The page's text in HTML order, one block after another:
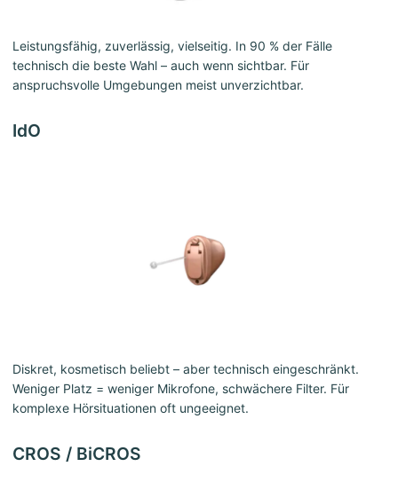
Leistungsfähig, zuverlässig, vielseitig. In 90 % der Fälle
technisch die beste Wahl – auch wenn sichtbar. Für
anspruchsvolle Umgebungen meist unverzichtbar.
IdO
Diskret, kosmetisch beliebt – aber technisch eingeschränkt.
Weniger Platz = weniger Mikrofone, schwächere Filter. Für
komplexe Hörsituationen oft ungeeignet.
CROS / BiCROS